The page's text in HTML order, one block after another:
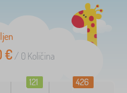
€/ 0 Količina
121 426